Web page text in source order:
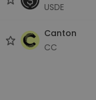
USDE
Canton
CC